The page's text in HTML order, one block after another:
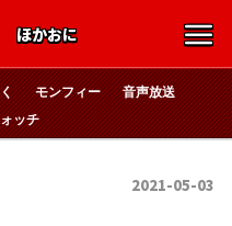
ほかおに
モンフィー
音声放送
ッチ
2021-05-03